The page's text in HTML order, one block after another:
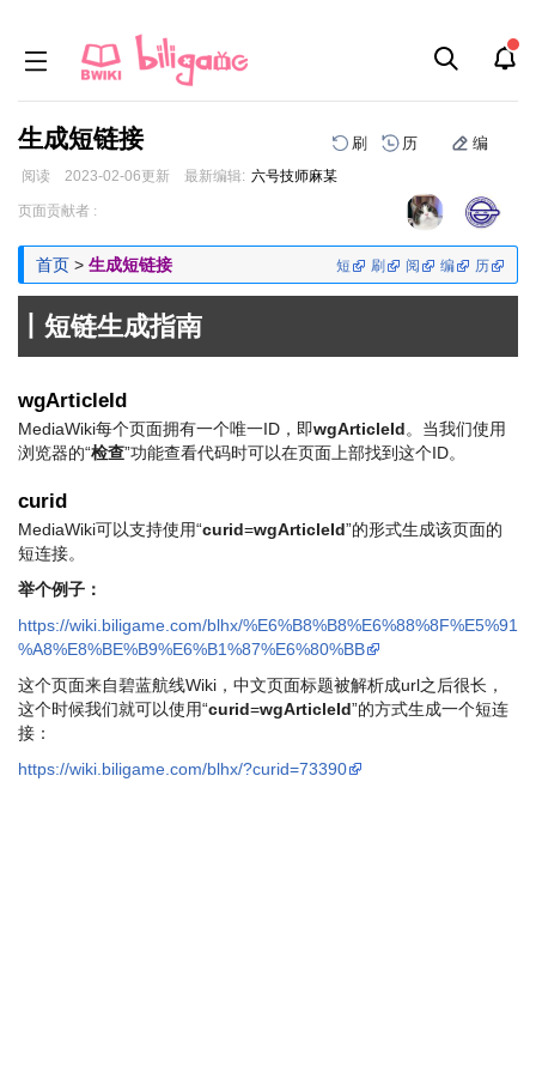
生成短链接 刷 历 编
阅读 2023-02-06更新 最新编辑: 六号技师麻某
跳
导
跳
搜
页面贡献者 :
首页 > 生成短链接 短 刷 阅 编 历
丨短链生成指南
wgArticleId
MediaWiki每个页面拥有一个唯一ID，即wgArticleId。当我们使用
浏览器的“检查”功能查看代码时可以在页面上部找到这个ID。
curid
MediaWiki可以支持使用“curid=wgArticleId”的形式生成该页面的
短连接。
举个例子：
https://wiki.biligame.com/blhx/%E6%B8%B8%E6%88%8F%E5%91
%A8%E8%BE%B9%E6%B1%87%E6%80%BB
这个页面来自碧蓝航线Wiki，中文页面标题被解析成url之后很长，
这个时候我们就可以使用“curid=wgArticleId”的方式生成一个短连
接：
https://wiki.biligame.com/blhx/?curid=73390